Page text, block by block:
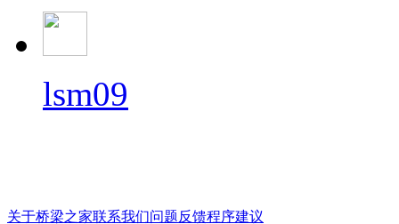
lsm09
关于桥梁之家联系我们问题反馈程序建议